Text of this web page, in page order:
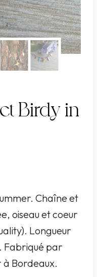
Birdy in
Chaîne et
oiseau et coeur
Longueur
Fabriqué par
Bordeaux.